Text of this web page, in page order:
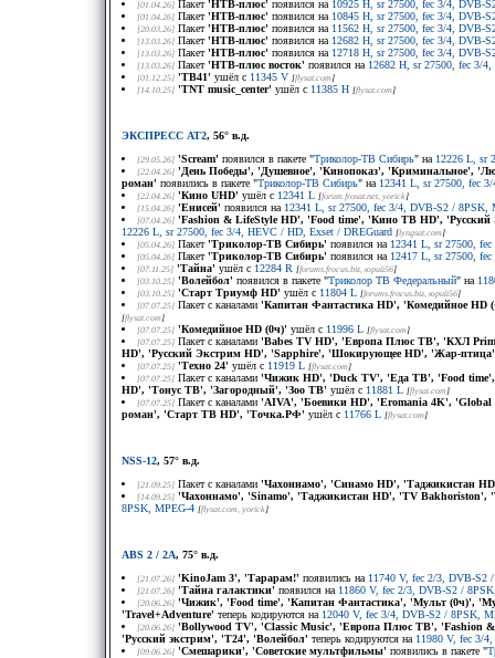
[01.04.26] Пакет'НТВ-плюс' появился на 10925 H, sr 27500, fec 3/4, DVB-
[01.04.26] Пакет'НТВ-плюс' появился на 10845 H, sr 27500, fec 3/4, DVB-
[20.03.26] Пакет'НТВ-плюс' появился на 11562 H, sr 27500, fec 3/4, DVB-
[13.03.26] Пакет'НТВ-плюс' появился на 12682 H, sr 27500, fec 3/4, DVB-
[13.03.26] Пакет'НТВ-плюс' появился на 12718 H, sr 27500, fec 3/4, DVB-
[13.03.26] Пакет'НТВ-плюс восток' появился на 12682 H, sr 27500, fec 3/
[01.12.25] 'ТВ41' ушёл с 11345 V [flysat.com]
[14.10.25] 'TNT music_center' ушёл с 11385 H [flysat.com]
ЭКСПРЕСС АТ2, 56° в.д.
[29.05.26] 'Scream' появился в пакете "Триколор-ТВ Сибирь" на 12226 L, sr
[22.04.26] 'День Победы', 'Душевное', 'Кинопоказ', 'Криминальное',
роман' появились в пакете "Триколор-ТВ Сибирь" на 12341 L, sr 27500, fec
[22.04.26] 'Кино UHD' ушёл с 12341 L [forum.frosat.net, yorick]
[15.04.26] 'Енисей' появился на 12341 L, sr 27500, fec 3/4, DVB-S2 / 8PSK,
[07.04.26] 'Fashion & LifeStyle HD', 'Food time', 'Кино ТВ HD',
12226 L, sr 27500, fec 3/4, HEVC / HD, Exset / DREGuard [lyngsat.com]
[05.04.26] Пакет'Триколор-ТВ Сибирь' появился на 12341 L, sr 27500,
[05.04.26] Пакет'Триколор-ТВ Сибирь' появился на 12417 L, sr 27500,
[07.11.25] 'Тайна' ушёл с 12284 R [forums.frocus.biz, юрий56]
[03.10.25] 'Волейбол' появился в пакете "Триколор ТВ Федеральный" на
[03.10.25] 'Старт Триумф HD' ушёл с 11804 L [forums.frocus.biz, юрий56]
[07.07.25] Пакет с каналами 'Капитан Фантастика HD', 'Комедийное
[flysat.com]
[07.07.25] 'Комедийное HD (0ч)' ушёл с 11996 L [flysat.com]
[07.07.25] Пакет с каналами 'Babes TV HD', 'Европа Плюс ТВ', 'КХЛ
HD', 'Русский Экстрим HD', 'Sapphire', 'Шокирующее HD', 'Жар-птица'
[07.07.25] 'Техно 24' ушёл с 11919 L [flysat.com]
[07.07.25] Пакет с каналами 'Чижик HD', 'Duck TV', 'Еда ТВ', 'Food
HD', 'Тонус ТВ', 'Загородный', 'Зоо ТВ' ушёл с 11881 L [flysat.com]
[07.07.25] Пакет с каналами 'AIVA', 'Боевики HD', 'Eromania 4K', 'Global
роман', 'Старт ТВ HD', 'Точка.РФ' ушёл с 11766 L [flysat.com]
NSS-12, 57° в.д.
[21.09.25] Пакет с каналами 'Чахоннамо', 'Синамо HD', 'Таджикистан
[14.09.25] 'Чахоннамо', 'Sinamo', 'Таджикистан HD', 'TV
8PSK, MPEG-4 [flysat.com, yorick]
ABS 2 / 2A, 75° в.д.
[21.07.26] 'KinoJam 3', 'Тарарам!' появились на 11740 V, fec 2/3, DVB-S2
[21.07.26] 'Тайна галактики' появился на 11860 V, fec 2/3, DVB-S2 /
[20.06.26] 'Чижик', 'Food time', 'Капитан Фантастика', 'Мульт (0ч)',
'Travel+Adventure' теперь кодируются на 12040 V, fec 3/4, DVB-S2 / 8PSK,
[20.06.26] 'Bollywood TV', 'Classic Music', 'Европа Плюс ТВ', 'Fashion
'Русский экстрим', 'Т24', 'Волейбол' теперь кодируются на 11980 V, fec 3/
[09.06.26] 'Смешарики', 'Советские мультфильмы' появились в пакете "